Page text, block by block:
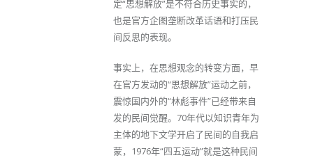
定“思想解放”是不符合历史事实的，
也是官方企图垄断改革话语和打压民
间反思的表现。
事实上，在思想观念的转变方面，早
在官方发动的“思想解放”运动之前，
震惊国内外的“林彪事件”已经带来自
发的民间觉醒。70年代以知识青年为
主体的地下文学开启了民间的自我启
蒙，1976年“四五运动”就是这种民间